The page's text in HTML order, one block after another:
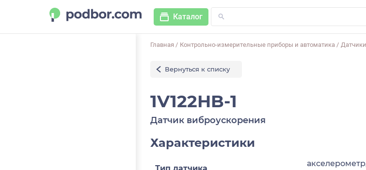
Каталог
Главная / Контрольно-измерительные приборы и автоматика / Датчики
Вернуться к списку
1V122HB-1
Датчик виброускорения
Характеристики
акселерометр,